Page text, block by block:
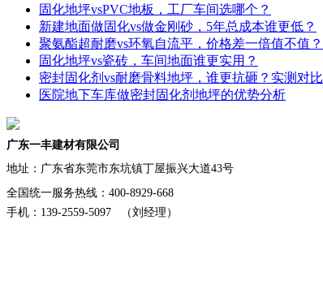
固化地坪vsPVC地板，工厂车间选哪个？
新建地面做固化vs做金刚砂，5年总成本谁更低？
聚氨酯超耐磨vs环氧自流平，价格差一倍值不值？
固化地坪vs瓷砖，车间地面谁更实用？
密封固化剂vs耐磨骨料地坪，谁更抗砸？实测对比
医院地下车库做密封固化剂地坪的优势分析
广东一丰建材有限公司
地址： 广东省东莞市东坑镇丁屋振兴大道43号
全国统一服务热线：400-8929-668
手机：139-2559-5097 （刘经理）